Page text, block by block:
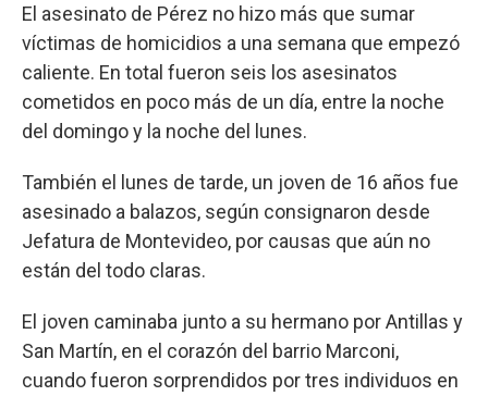
El asesinato de Pérez no hizo más que sumar
víctimas de homicidios a una semana que empezó
caliente. En total fueron seis los asesinatos
cometidos en poco más de un día, entre la noche
del domingo y la noche del lunes.
También el lunes de tarde, un joven de 16 años fue
asesinado a balazos, según consignaron desde
Jefatura de Montevideo, por causas que aún no
están del todo claras.
El joven caminaba junto a su hermano por Antillas y
San Martín, en el corazón del barrio Marconi,
cuando fueron sorprendidos por tres individuos en